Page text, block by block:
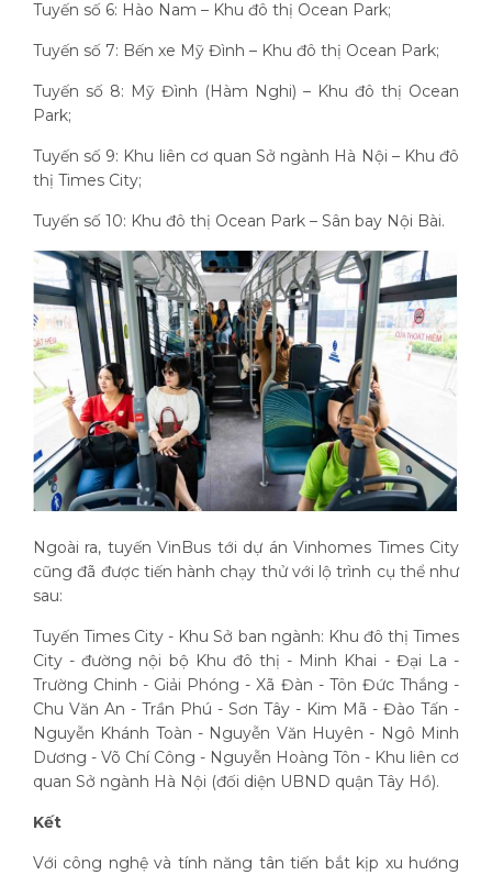
Tuyến số 6: Hào Nam – Khu đô thị Ocean Park;
Tuyến số 7: Bến xe Mỹ Đình – Khu đô thị Ocean Park;
Tuyến số 8: Mỹ Đình (Hàm Nghi) – Khu đô thị Ocean
Park;
Tuyến số 9: Khu liên cơ quan Sở ngành Hà Nội – Khu đô
thị Times City;
Tuyến số 10: Khu đô thị Ocean Park – Sân bay Nội Bài.
Ngoài ra, tuyến VinBus tới dự án Vinhomes Times City
cũng đã được tiến hành chạy thử với lộ trình cụ thể như
sau:
Tuyến Times City - Khu Sở ban ngành: Khu đô thị Times
City - đường nội bộ Khu đô thị - Minh Khai - Đại La -
Trường Chinh - Giải Phóng - Xã Đàn - Tôn Đức Thắng -
Chu Văn An - Trần Phú - Sơn Tây - Kim Mã - Đào Tấn -
Nguyễn Khánh Toàn - Nguyễn Văn Huyên - Ngô Minh
Dương - Võ Chí Công - Nguyễn Hoàng Tôn - Khu liên cơ
quan Sở ngành Hà Nội (đối diện UBND quận Tây Hồ).
Kết
Với công nghệ và tính năng tân tiến bắt kịp xu hướng